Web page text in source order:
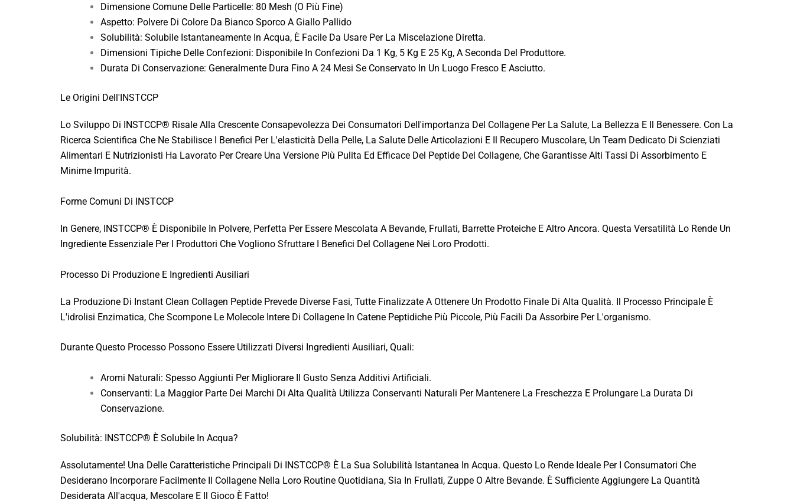
Dimensione Comune Delle Particelle: 80 Mesh (o Più Fine)
Aspetto: Polvere Di Colore Da Bianco Sporco A Giallo Pallido
Solubilità: Solubile Istantaneamente In Acqua, È Facile Da Usare Per La Miscelazione Diretta.
Dimensioni Tipiche Delle Confezioni: Disponibile In Confezioni Da 1 Kg, 5 Kg E 25 Kg, A Seconda Del Produttore.
Durata Di Conservazione: Generalmente Dura Fino A 24 Mesi Se Conservato In Un Luogo Fresco E Asciutto.
Le Origini Dell'INSTCCP
Lo Sviluppo Di INSTCCP® Risale Alla Crescente Consapevolezza Dei Consumatori Dell'importanza Del Collagene Per La Salute, La Bellezza E Il Benessere. Con La
Ricerca Scientifica Che Ne Stabilisce I Benefici Per L'elasticità Della Pelle, La Salute Delle Articolazioni E Il Recupero Muscolare, Un Team Dedicato Di Scienziati
Alimentari E Nutrizionisti Ha Lavorato Per Creare Una Versione Più Pulita Ed Efficace Del Peptide Del Collagene, Che Garantisse Alti Tassi Di Assorbimento E
Minime Impurità.
Forme Comuni Di INSTCCP
In Genere, INSTCCP® È Disponibile In Polvere, Perfetta Per Essere Mescolata A Bevande, Frullati, Barrette Proteiche E Altro Ancora. Questa Versatilità Lo Rende Un
Ingrediente Essenziale Per I Produttori Che Vogliono Sfruttare I Benefici Del Collagene Nei Loro Prodotti.
Processo Di Produzione E Ingredienti Ausiliari
La Produzione Di Instant Clean Collagen Peptide Prevede Diverse Fasi, Tutte Finalizzate A Ottenere Un Prodotto Finale Di Alta Qualità. Il Processo Principale È
L'idrolisi Enzimatica, Che Scompone Le Molecole Intere Di Collagene In Catene Peptidiche Più Piccole, Più Facili Da Assorbire Per L'organismo.
Durante Questo Processo Possono Essere Utilizzati Diversi Ingredienti Ausiliari, Quali:
Aromi Naturali: Spesso Aggiunti Per Migliorare Il Gusto Senza Additivi Artificiali.
Conservanti: La Maggior Parte Dei Marchi Di Alta Qualità Utilizza Conservanti Naturali Per Mantenere La Freschezza E Prolungare La Durata Di
Conservazione.
Solubilità: INSTCCP® È Solubile In Acqua?
Assolutamente! Una Delle Caratteristiche Principali Di INSTCCP® È La Sua Solubilità Istantanea In Acqua. Questo Lo Rende Ideale Per I Consumatori Che
Desiderano Incorporare Facilmente Il Collagene Nella Loro Routine Quotidiana, Sia In Frullati, Zuppe O Altre Bevande. È Sufficiente Aggiungere La Quantità
Desiderata All'acqua, Mescolare E Il Gioco È Fatto!